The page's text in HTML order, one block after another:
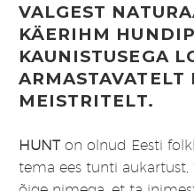
VALGEST
KÄERIHM
KAUNISTUSEGA
ARMASTAVATELT
MEISTRITELT.
HUNT on olnud Eesti
tema ees tunti